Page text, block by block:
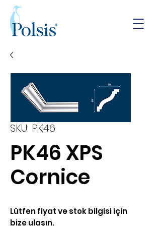
SKU: PK46
PK46 XPS
Cornice
Lütfen fiyat ve stok bilgisi için
bize ulaşın.